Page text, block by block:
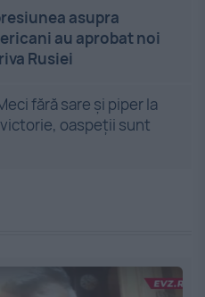
asupra
au aprobat noi
Rusiei
fără sare și piper la
victorie, oaspeții sunt